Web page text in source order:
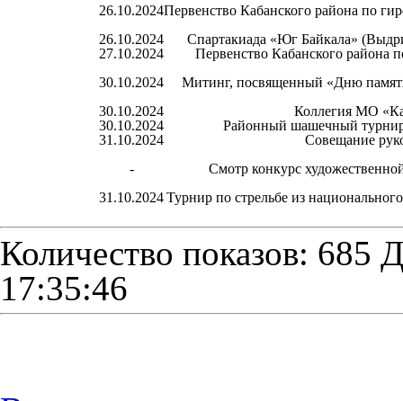
26.10.2024Первенство Кабанского района по
26.10.2024
Спартакиада «Юг Байкала»
27.10.2024
Первенство Кабанского района
30.10.2024
Митинг, посвященный «Дню
30.10.2024
Коллегия МО
30.10.2024
Районный шашечный
31.10.2024
Совещание
-
Смотр конкурс
31.10.2024Турнир по стрельбе из
Количество показов: 685
17:35:46